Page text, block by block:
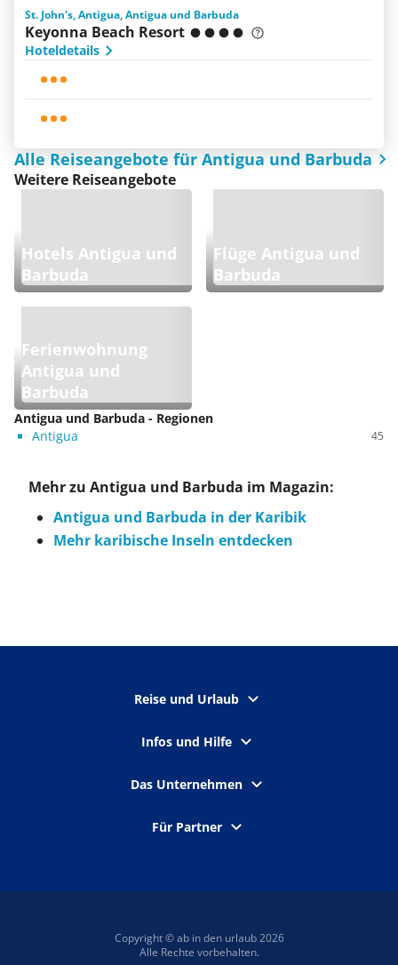
St. John's, Antigua, Antigua und Barbuda
Keyonna Beach Resort
Hoteldetails
Alle Reiseangebote für Antigua und Barbuda
Weitere Reiseangebote
Hotels Antigua und
Barbuda
Flüge Antigua und
Barbuda
Ferienwohnung
Antigua und
Barbuda
Antigua und Barbuda - Regionen
Antigua
45
Mehr zu Antigua und Barbuda im Magazin:
Antigua und Barbuda in der Karibik
Mehr karibische Inseln entdecken
Reise und Urlaub
Infos und Hilfe
Das Unternehmen
Für Partner
Copyright © ab in den urlaub 2026
Alle Rechte vorbehalten.